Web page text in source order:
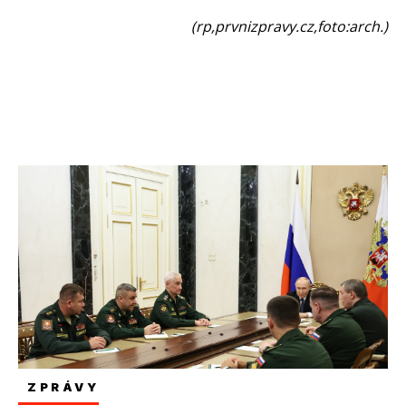
(rp,prvnizpravy.cz,foto:arch.)
ZPRÁVY